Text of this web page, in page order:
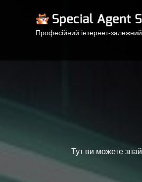
Професійний інтернет-залежний
Тут ви можете